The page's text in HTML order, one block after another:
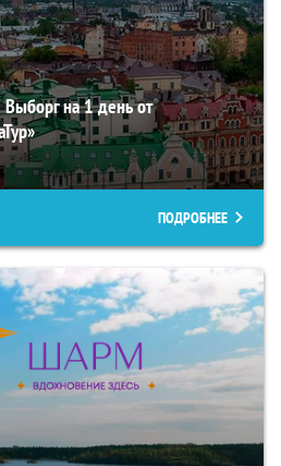
Выборг на 1 день от
ПОДРОБНЕЕ